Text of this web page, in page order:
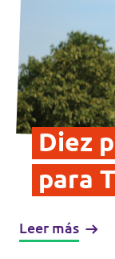
Diez
para
Leer más